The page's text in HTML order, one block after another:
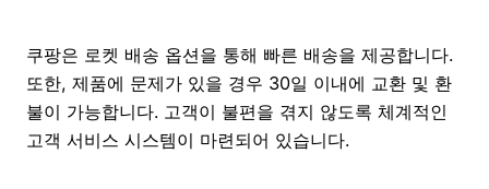
쿠팡은 로켓 배송 옵션을 통해 빠른 배송을 제공합니다.
또한, 제품에 문제가 있을 경우 30일 이내에 교환 및 환
불이 가능합니다. 고객이 불편을 겪지 않도록 체계적인
고객 서비스 시스템이 마련되어 있습니다.